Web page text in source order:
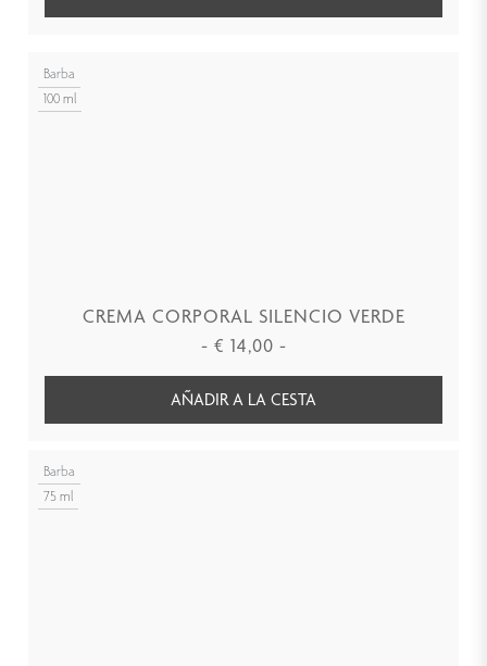
Barba
100 ml
CREMA CORPORAL SILENCIO VERDE
- € 14,00 -
AÑADIR A LA CESTA
Barba
75 ml